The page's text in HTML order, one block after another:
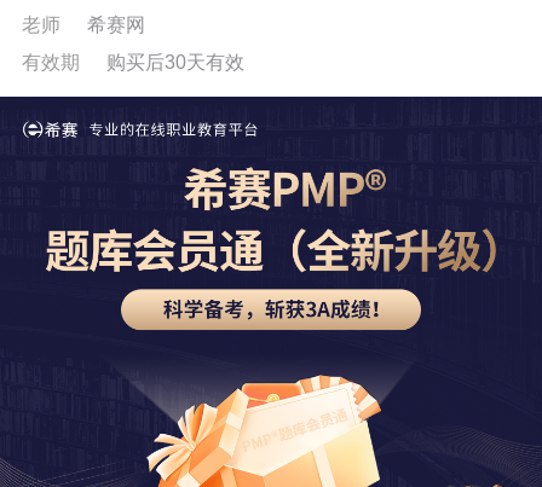
老师
希赛网
有效期
购买后30天有效